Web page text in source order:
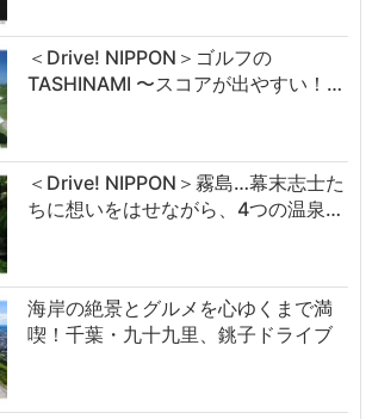
＜Drive! NIPPON＞ゴルフの
TASHINAMI 〜スコアが出やすい！…
＜Drive! NIPPON＞霧島…幕末志士た
ちに想いをはせながら、4つの温泉…
海岸の絶景とグルメを心ゆくまで満
喫！千葉・九十九里、銚子ドライブ